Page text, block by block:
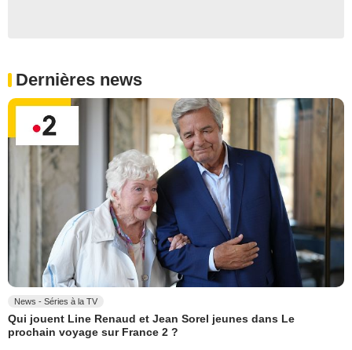
Dernières news
News - Séries à la TV
Qui jouent Line Renaud et Jean Sorel jeunes dans Le
prochain voyage sur France 2 ?